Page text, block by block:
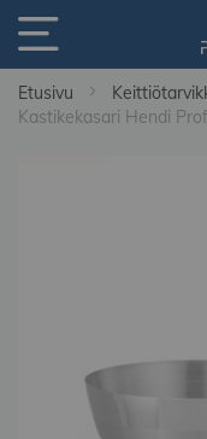
Etusivu
Kastikekasari Hendi